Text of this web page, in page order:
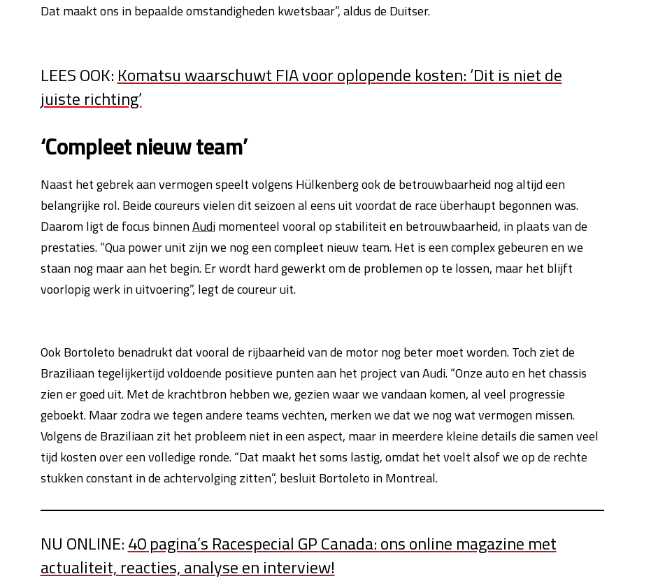
Dat maakt ons in bepaalde omstandigheden kwetsbaar”, aldus de Duitser.
LEES OOK: Komatsu waarschuwt FIA voor oplopende kosten: ‘Dit is niet de
juiste richting’
‘Compleet nieuw team’
Naast het gebrek aan vermogen speelt volgens Hülkenberg ook de betrouwbaarheid nog altijd een
belangrijke rol. Beide coureurs vielen dit seizoen al eens uit voordat de race überhaupt begonnen was.
Daarom ligt de focus binnenAudimomenteel vooral op stabiliteit en betrouwbaarheid, in plaats van de
prestaties. “Qua power unit zijn we nog een compleet nieuw team. Het is een complex gebeuren en we
staan nog maar aan het begin. Er wordt hard gewerkt om de problemen op te lossen, maar het blijft
voorlopig werk in uitvoering”, legt de coureur uit.
Ook Bortoleto benadrukt dat vooral de rijbaarheid van de motor nog beter moet worden. Toch ziet de
Braziliaan tegelijkertijd voldoende positieve punten aan het project van Audi. “Onze auto en het chassis
zien er goed uit. Met de krachtbron hebben we, gezien waar we vandaan komen, al veel progressie
geboekt. Maar zodra we tegen andere teams vechten, merken we dat we nog wat vermogen missen.
Volgens de Braziliaan zit het probleem niet in een aspect, maar in meerdere kleine details die samen veel
tijd kosten over een volledige ronde. “Dat maakt het soms lastig, omdat het voelt alsof we op de rechte
stukken constant in de achtervolging zitten”, besluit Bortoleto in Montreal.
NU ONLINE:40 pagina’s Racespecial GP Canada: ons online magazine met
actualiteit, reacties, analyse en interview!